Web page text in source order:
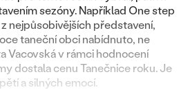
sezóny. Například One step
nejpůsobivějších představení,
taneční obci nabídnuto, ne
Vacovská v rámci hodnocení
dostala cenu Tanečnice roku. Je
a silných emocí.